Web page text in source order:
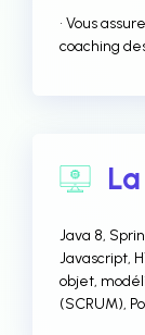
• Vous
coaching
Java 8,
Javascript,
objet,
(SCRUM),